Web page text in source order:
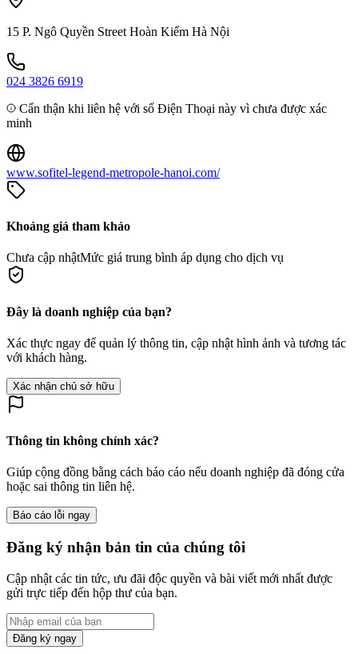
15 P. Ngô Quyền Street Hoàn Kiếm Hà Nội
024 3826 6919
Cẩn thận khi liên hệ với số Điện Thoại này vì chưa được xác
minh
www.sofitel-legend-metropole-hanoi.com/
Khoảng giá tham khảo
Chưa cập nhậtMức giá trung bình áp dụng cho dịch vụ
Đây là doanh nghiệp của bạn?
Xác thực ngay để quản lý thông tin, cập nhật hình ảnh và tương tác
với khách hàng.
Xác nhận chủ sở hữu
Thông tin không chính xác?
Giúp cộng đồng bằng cách báo cáo nếu doanh nghiệp đã đóng cửa
hoặc sai thông tin liên hệ.
Báo cáo lỗi ngay
Đăng ký nhận bản tin của chúng tôi
Cập nhật các tin tức, ưu đãi độc quyền và bài viết mới nhất được
gửi trực tiếp đến hộp thư của bạn.
Đăng ký ngay